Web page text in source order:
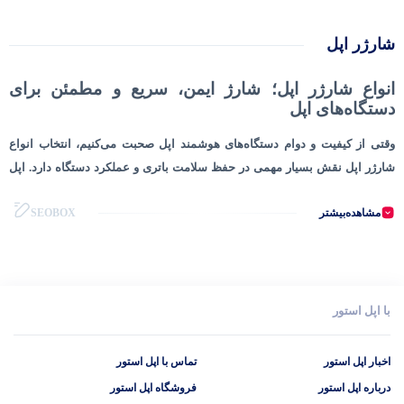
شارژر اپل
انواع شارژر اپل؛ شارژ ایمن، سریع و مطمئن برای
دستگاه‌های اپل
وقتی از کیفیت و دوام دستگاه‌های هوشمند اپل صحبت می‌کنیم، انتخاب انواع
شارژر اپل نقش بسیار مهمی در حفظ سلامت باتری و عملکرد دستگاه دارد. اپل
اختصاصی با طراحی و مشخصات خاص ارائه می‌دهد. استفاده از شارژر اورجینال
شارژر آیفون؛ تجربه‌ای سریع و بدون آسیب برای
گوشی‌های اپل
شارژرهای آیفون به‌صورت USB-C به لایتنینگ عرضه می‌شوند و قابلیت شارژ
مشاهده‌بیشتر SEOBOX
با اپل استور
اخبار اپل استور
درباره اپل استور
تماس با اپل استور
فروشگاه اپل استور